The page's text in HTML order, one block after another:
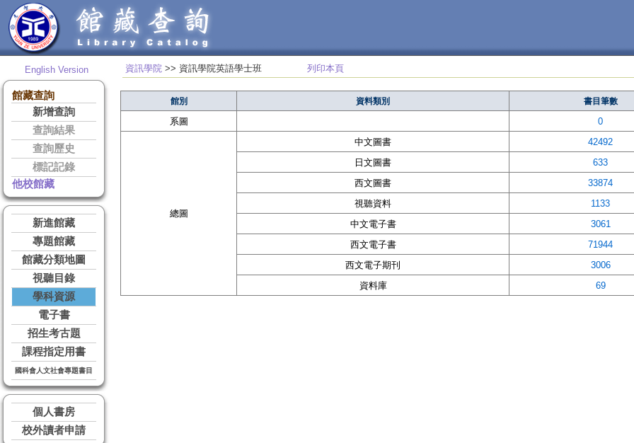
English Version
館藏查詢
新增查詢
查詢結果
查詢歷史
標記記錄
他校館藏
新進館藏
專題館藏
館藏分類地圖
視聽目錄
學科資源
電子書
招生考古題
課程指定用書
國科會人文社會專題書目
個人書房
校外讀者申請
資訊學院 >> 資訊學院英語學士班 列印本頁
館別 資料類別 書目筆數
系圖 0
總圖
中文圖書 42492
日文圖書
633
西文圖書
33874
視聽資料
1133
中文電子書
3061
西文電子書
71944
西文電子期刊
3006
資料庫
69